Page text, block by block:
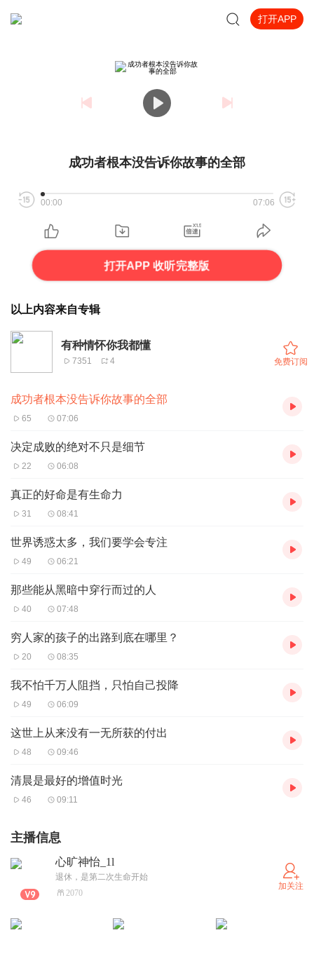
打开APP
成功者根本没告诉你故事的全部
00:00 07:06
打开APP 收听完整版
以上内容来自专辑
有种情怀你我都懂
7351 4 免费订阅
成功者根本没告诉你故事的全部
65 07:06
决定成败的绝对不只是细节
22 06:08
真正的好命是有生命力
31 08:41
世界诱惑太多，我们要学会专注
49 06:21
那些能从黑暗中穿行而过的人
40 07:48
穷人家的孩子的出路到底在哪里？
20 08:35
我不怕千万人阻挡，只怕自己投降
49 06:09
这世上从来没有一无所获的付出
48 09:46
清晨是最好的增值时光
46 09:11
主播信息
心旷神怡_1l
退休，是第二次生命开始
2070
加关注